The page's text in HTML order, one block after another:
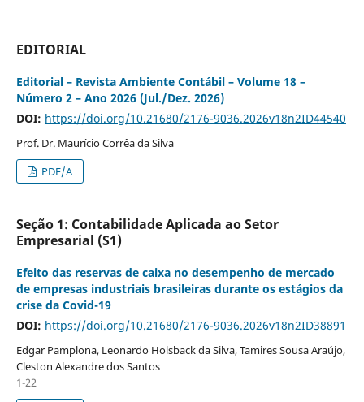
EDITORIAL
Editorial – Revista Ambiente Contábil – Volume 18 –
Número 2 – Ano 2026 (Jul./Dez. 2026)
DOI: https://doi.org/10.21680/2176-9036.2026v18n2ID44540
Prof. Dr. Maurício Corrêa da Silva
PDF/A
Seção 1: Contabilidade Aplicada ao Setor
Empresarial (S1)
Efeito das reservas de caixa no desempenho de mercado
de empresas industriais brasileiras durante os estágios da
crise da Covid-19
DOI: https://doi.org/10.21680/2176-9036.2026v18n2ID38891
Edgar Pamplona, Leonardo Holsback da Silva, Tamires Sousa Araújo,
Cleston Alexandre dos Santos
1-22